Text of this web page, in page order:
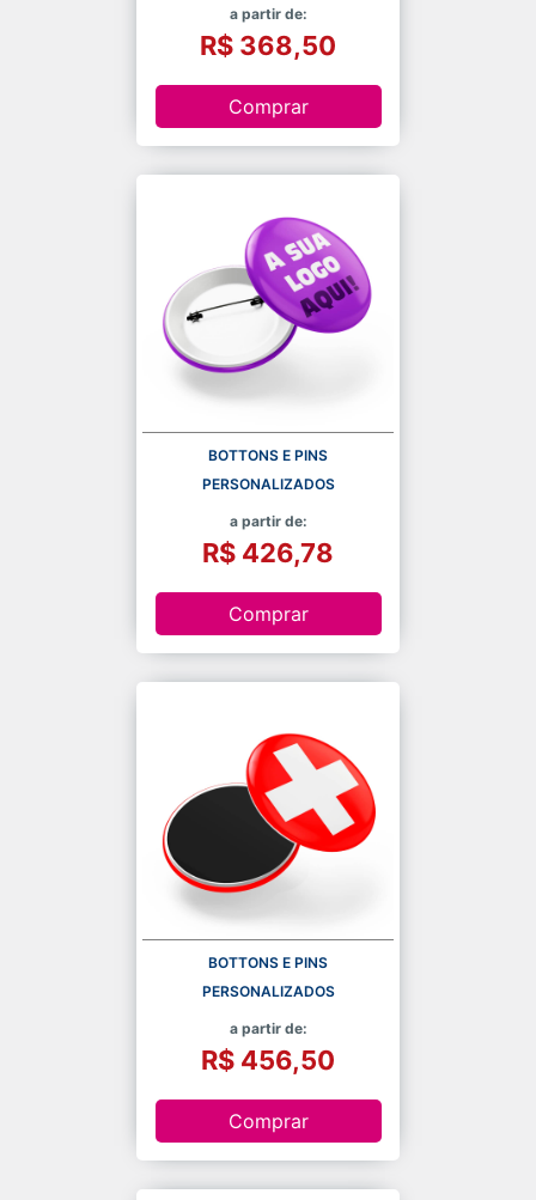
a partir de:
R$ 368,50
Comprar
BOTTONS E PINS
PERSONALIZADOS
a partir de:
R$ 426,78
Comprar
BOTTONS E PINS
PERSONALIZADOS
a partir de:
R$ 456,50
Comprar